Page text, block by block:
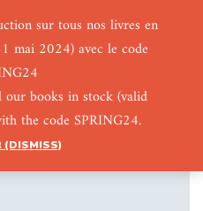
sur tous nos livres en
mai 2024) avec le code
books in stock (valid
the code SPRING24.
(DISMISS)
0 0